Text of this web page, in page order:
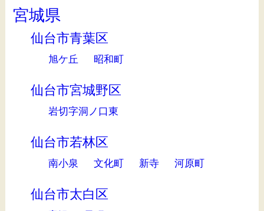
宮城県
仙台市青葉区
旭ケ丘 昭和町
仙台市宮城野区
岩切字洞ノ口東
仙台市若林区
南小泉 文化町 新寺 河原町
仙台市太白区